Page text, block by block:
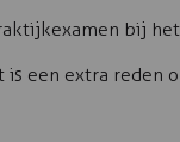
bij
een extra reden